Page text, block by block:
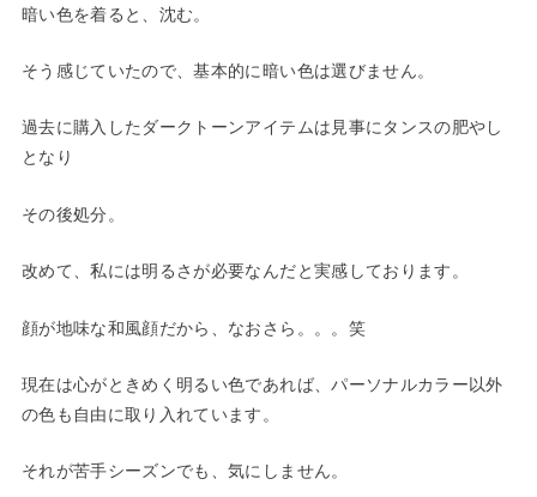
暗い色を着ると、沈む。
そう感じていたので、基本的に暗い色は選びません。
過去に購入したダークトーンアイテムは見事にタンスの肥やし
となり
その後処分。
改めて、私には明るさが必要なんだと実感しております。
顔が地味な和風顔だから、なおさら。。。笑
現在は心がときめく明るい色であれば、パーソナルカラー以外
の色も自由に取り入れています。
それが苦手シーズンでも、気にしません。